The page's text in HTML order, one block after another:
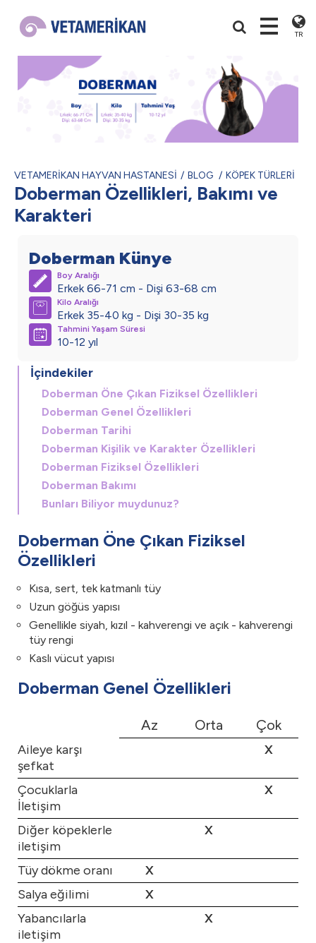
TR
VETAMERİKAN HAYVAN HASTANESİ BLOG KÖPEK TÜRLERİ
Doberman Özellikleri, Bakımı ve
Karakteri
Doberman Künye
Boy Aralığı
Erkek 66-71 cm - Dişi 63-68 cm
Kilo Aralığı
Erkek 35-40 kg - Dişi 30-35 kg
Tahmini Yaşam Süresi
10-12 yıl
İçindekiler
Doberman Öne Çıkan Fiziksel Özellikleri
Doberman Genel Özellikleri
Doberman Tarihi
Doberman Kişilik ve Karakter Özellikleri
Doberman Fiziksel Özellikleri
Doberman Bakımı
Bunları Biliyor muydunuz?
Doberman Öne Çıkan Fiziksel
Özellikleri
Kısa, sert, tek katmanlı tüy
Uzun göğüs yapısı
Genellikle siyah, kızıl - kahverengi ve açık - kahverengi
tüy rengi
Kaslı vücut yapısı
Doberman Genel Özellikleri
Az Orta Çok
Aileye karşı
şefkat
X
Çocuklarla
İletişim
X
Diğer köpeklerle
iletişim
X
Tüy dökme oranı
X
Salya eğilimi
X
Yabancılarla
iletişim
X